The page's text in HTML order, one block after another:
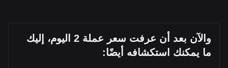
والآن بعد أن عرفت سعر عملة 2 اليوم، إليك
ما يمكنك استكشافه أيضًا: